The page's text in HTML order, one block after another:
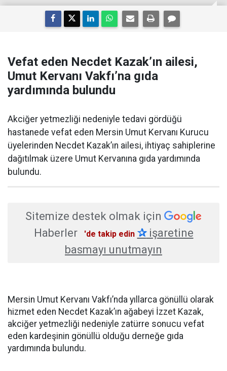
Vefat eden Necdet Kazak’ın ailesi,
Umut Kervanı Vakfı’na gıda
yardımında bulundu
Akciğer yetmezliği nedeniyle tedavi gördüğü
hastanede vefat eden Mersin Umut Kervanı Kurucu
üyelerinden Necdet Kazak’ın ailesi, ihtiyaç sahiplerine
dağıtılmak üzere Umut Kervanına gıda yardımında
bulundu.
Sitemize destek olmak için
Haberler
'de takip edin ✰işaretine
basmayı unutmayın
Mersin Umut Kervanı Vakfı’nda yıllarca gönüllü olarak
hizmet eden Necdet Kazak’ın ağabeyi İzzet Kazak,
akciğer yetmezliği nedeniyle zatürre sonucu vefat
eden kardeşinin gönüllü olduğu derneğe gıda
yardımında bulundu.